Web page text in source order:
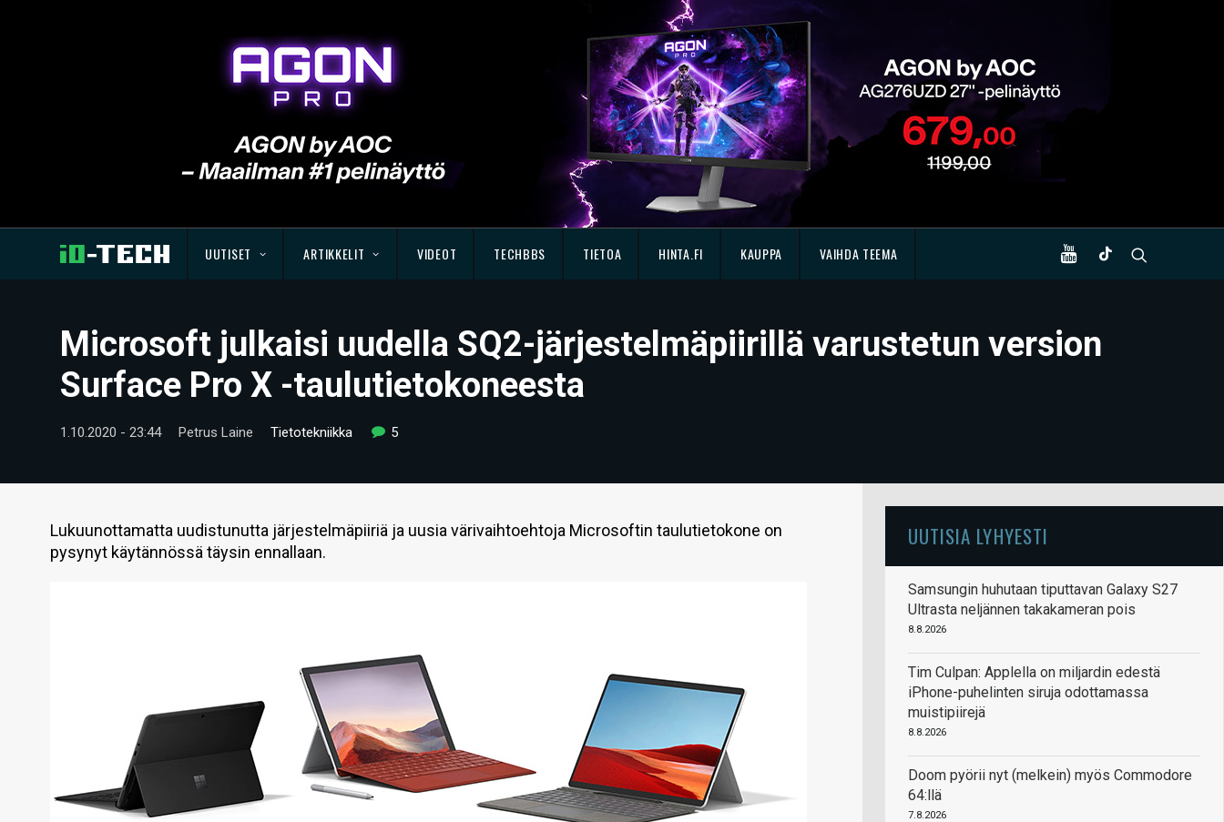
UUTISET ARTIKKELIT VIDEOT TECHBBS TIETOA HINTA.FI KAUPPA VAIHDA TEEMA
Microsoft julkaisi uudella SQ2-järjestelmäpiirillä varustetun version
Surface Pro X -taulutietokoneesta
1.10.2020 - 23:44 Petrus Laine Tietotekniikka 5
Lukuunottamatta uudistunutta järjestelmäpiiriä ja uusia värivaihtoehtoja Microsoftin taulutietokone on
pysynyt käytännössä täysin ennallaan.
UUTISIA LYHYESTI
Samsungin huhutaan tiputtavan Galaxy S27
Ultrasta neljännen takakameran pois
8.8.2026
Tim Culpan: Applella on miljardin edestä
iPhone-puhelinten siruja odottamassa
muistipiirejä
8.8.2026
Doom pyörii nyt (melkein) myös Commodore
64:llä
7.8.2026